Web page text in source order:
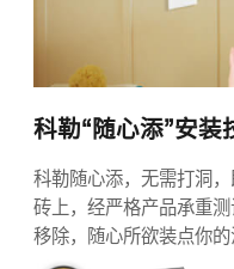
科勒“随心添”安装
科勒随心添，无需打洞
砖上，经严格产品承重
移除，随心所欲装点你的